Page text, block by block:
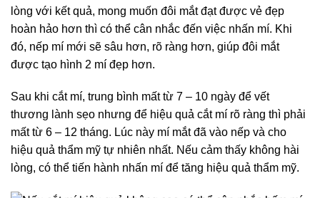
lòng với kết quả, mong muốn đôi mắt đạt được vẻ đẹp
hoàn hảo hơn thì có thể cân nhắc đến việc nhấn mí. Khi
đó, nếp mí mới sẽ sâu hơn, rõ ràng hơn, giúp đôi mắt
được tạo hình 2 mí đẹp hơn.
Sau khi cắt mí, trung bình mất từ 7 – 10 ngày để vết
thương lành sẹo nhưng để hiệu quả cắt mí rõ ràng thì phải
mất từ 6 – 12 tháng. Lúc này mí mắt đã vào nếp và cho
hiệu quả thẩm mỹ tự nhiên nhất. Nếu cảm thấy không hài
lòng, có thể tiến hành nhấn mí để tăng hiệu quả thẩm mỹ.